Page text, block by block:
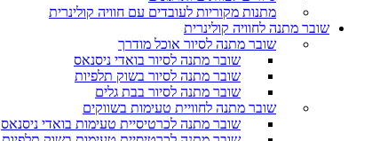
מתנות מקוריות לעובדים עם חוויה קולינרית
שובר מתנה לחוויה קולינרית
שובר מתנה לסיור אוכל מודרך
שובר מתנה לסיור בואדי ניסנאס
שובר מתנה לסיור בשוק תלפיות
שובר מתנה לסיור בבת גלים
שובר מתנה לחוויית טעימות בשווקים
שובר מתנה לכרטיסיית טעימות בואדי ניסנאס